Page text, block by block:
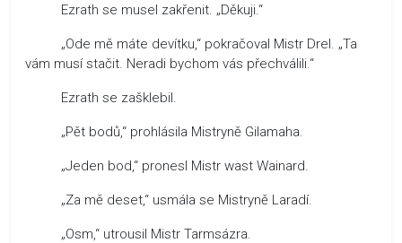
Ezrath se musel zakřenit. „Děkuji.“
„Ode mě máte devítku,“ pokračoval Mistr Drel. „Ta
vám musí stačit. Neradi bychom vás přechválili.“
Ezrath se zašklebil.
„Pět bodů,“ prohlásila Mistryně Gilamaha.
„Jeden bod,“ pronesl Mistr wast Wainard.
„Za mě deset,“ usmála se Mistryně Laradí.
„Osm,“ utrousil Mistr Tarmsázra.